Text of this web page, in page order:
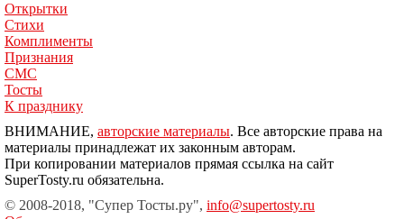
Открытки
Стихи
Комплименты
Признания
СМС
Тосты
К празднику
ВНИМАНИЕ, авторские материалы. Все авторские права на
материалы принадлежат их законным авторам.
При копировании материалов прямая ссылка на сайт
SuperTosty.ru обязательна.
© 2008-2018, "Супер Тосты.ру", info@supertosty.ru